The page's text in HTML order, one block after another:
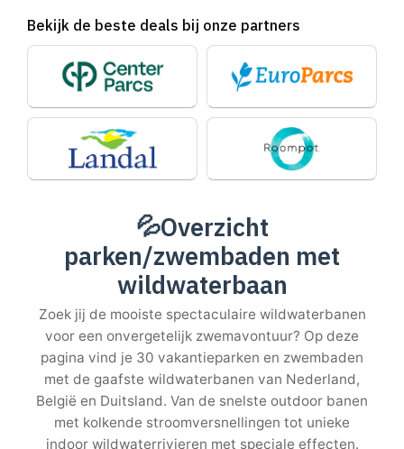
Bekijk de beste deals bij onze partners
💦Overzicht
parken/zwembaden met
wildwaterbaan
Zoek jij de mooiste spectaculaire wildwaterbanen
voor een onvergetelijk zwemavontuur? Op deze
pagina vind je 30 vakantieparken en zwembaden
met de gaafste wildwaterbanen van Nederland,
België en Duitsland. Van de snelste outdoor banen
met kolkende stroomversnellingen tot unieke
indoor wildwaterrivieren met speciale effecten.